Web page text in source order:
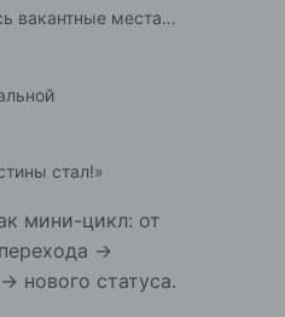
вакантные места…
стал!»
мини-цикл: от
→
нового статуса.